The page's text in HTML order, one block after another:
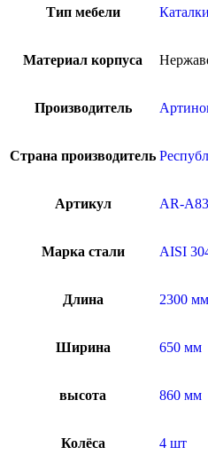
Тип мебели
Материал корпуса
Производитель
Страна производитель
Артикул AR-A83
Марка стали AISI
Длина 2300 мм
Ширина 650 мм
высота 860 мм
Колёса 4 шт